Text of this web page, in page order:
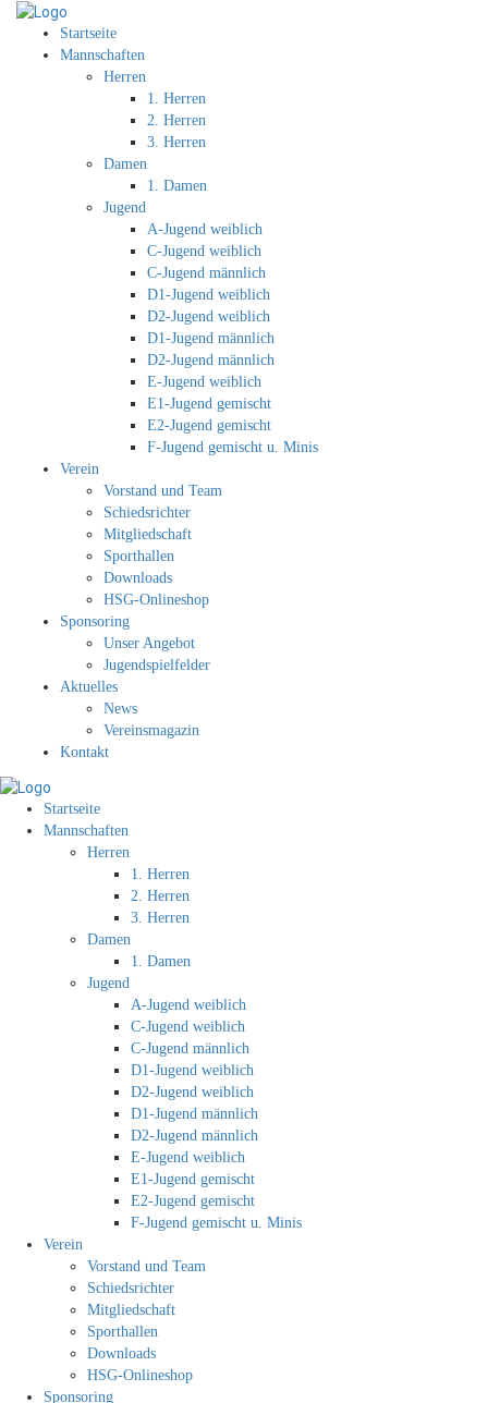
Startseite
Mannschaften
Herren
1. Herren
2. Herren
3. Herren
Damen
1. Damen
Jugend
A-Jugend weiblich
C-Jugend weiblich
C-Jugend männlich
D1-Jugend weiblich
D2-Jugend weiblich
D1-Jugend männlich
D2-Jugend männlich
E-Jugend weiblich
E1-Jugend gemischt
E2-Jugend gemischt
F-Jugend gemischt u. Minis
Verein
Vorstand und Team
Schiedsrichter
Mitgliedschaft
Sporthallen
Downloads
HSG-Onlineshop
Sponsoring
Unser Angebot
Jugendspielfelder
Aktuelles
News
Vereinsmagazin
Kontakt
Startseite
Mannschaften
Herren
1. Herren
2. Herren
3. Herren
Damen
1. Damen
Jugend
A-Jugend weiblich
C-Jugend weiblich
C-Jugend männlich
D1-Jugend weiblich
D2-Jugend weiblich
D1-Jugend männlich
D2-Jugend männlich
E-Jugend weiblich
E1-Jugend gemischt
E2-Jugend gemischt
F-Jugend gemischt u. Minis
Verein
Vorstand und Team
Schiedsrichter
Mitgliedschaft
Sporthallen
Downloads
HSG-Onlineshop
Sponsoring